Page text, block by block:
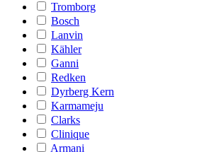
Tromborg
Bosch
Lanvin
Kähler
Ganni
Redken
Dyrberg Kern
Karmameju
Clarks
Clinique
Armani